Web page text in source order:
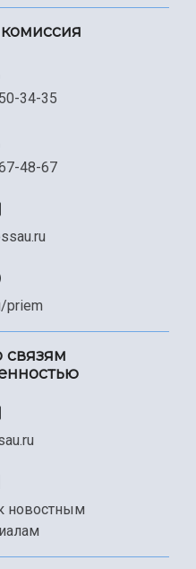
34-35
48-67
priem
связям
новостным